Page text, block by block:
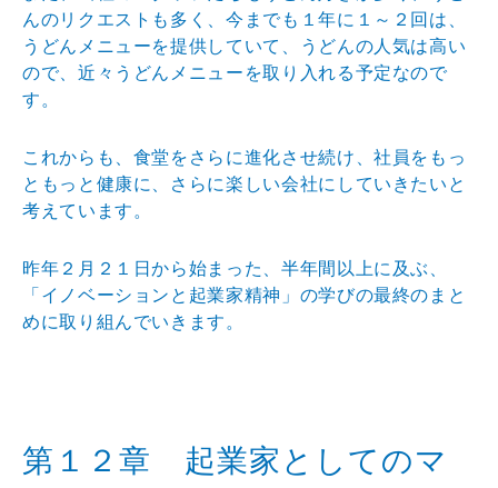
んのリクエストも多く、今までも１年に１～２回は、
うどんメニューを提供していて、うどんの人気は高い
ので、近々うどんメニューを取り入れる予定なので
す。
これからも、食堂をさらに進化させ続け、社員をもっ
ともっと健康に、さらに楽しい会社にしていきたいと
考えています。
昨年２月２１日から始まった、半年間以上に及ぶ、
「イノベーションと起業家精神」の学びの最終のまと
めに取り組んでいきます。
第１２章 起業家としてのマ